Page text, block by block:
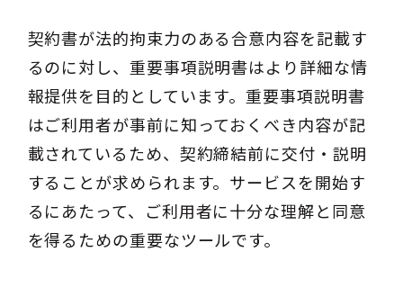
契約書が法的拘束力のある合意内容を記載す
るのに対し、重要事項説明書はより詳細な情
報提供を目的としています。重要事項説明書
はご利用者が事前に知っておくべき内容が記
載されているため、契約締結前に交付・説明
することが求められます。サービスを開始す
るにあたって、ご利用者に十分な理解と同意
を得るための重要なツールです。